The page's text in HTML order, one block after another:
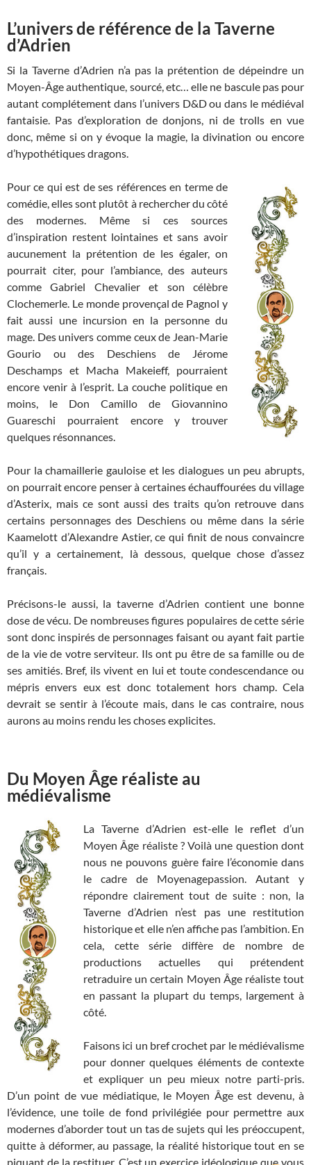
L’univers de référence de la Taverne
d’Adrien
Si la Taverne d’Adrien n’a pas la prétention de dépeindre un
Moyen-Âge authentique, sourcé, etc… elle ne bascule pas pour
autant complétement dans l’univers D&D ou dans le médiéval
fantaisie. Pas d’exploration de donjons, ni de trolls en vue
donc, même si on y évoque la magie, la divination ou encore
d’hypothétiques dragons.
Pour ce qui est de ses références en terme de
comédie, elles sont plutôt à rechercher du côté
des modernes. Même si ces sources
d’inspiration restent lointaines et sans avoir
aucunement la prétention de les égaler, on
pourrait citer, pour l’ambiance, des auteurs
comme Gabriel Chevalier et son célèbre
Clochemerle. Le monde provençal de Pagnol y
fait aussi une incursion en la personne du
mage. Des univers comme ceux de Jean-Marie
Gourio ou des Deschiens de Jérome
Deschamps et Macha Makeieff, pourraient
encore venir à l’esprit. La couche politique en
moins, le Don Camillo de Giovannino
Guareschi pourraient encore y trouver
quelques résonnances.
Pour la chamaillerie gauloise et les dialogues un peu abrupts,
on pourrait encore penser à certaines échauffourées du village
d’Asterix, mais ce sont aussi des traits qu’on retrouve dans
certains personnages des Deschiens ou même dans la série
Kaamelott d’Alexandre Astier, ce qui finit de nous convaincre
qu’il y a certainement, là dessous, quelque chose d’assez
français.
Précisons-le aussi, la taverne d’Adrien contient une bonne
dose de vécu. De nombreuses figures populaires de cette série
sont donc inspirés de personnages faisant ou ayant fait partie
de la vie de votre serviteur. Ils ont pu être de sa famille ou de
ses amitiés. Bref, ils vivent en lui et toute condescendance ou
mépris envers eux est donc totalement hors champ. Cela
devrait se sentir à l’écoute mais, dans le cas contraire, nous
aurons au moins rendu les choses explicites.
Du Moyen Âge réaliste au
médiévalisme
La Taverne d’Adrien est-elle le reflet d’un
Moyen Âge réaliste ? Voilà une question dont
nous ne pouvons guère faire l’économie dans
le cadre de Moyenagepassion. Autant y
répondre clairement tout de suite : non, la
Taverne d’Adrien n’est pas une restitution
historique et elle n’en affiche pas l’ambition. En
cela, cette série diffère de nombre de
productions actuelles qui prétendent
retraduire un certain Moyen Âge réaliste tout
en passant la plupart du temps, largement à
côté.
Faisons ici un bref crochet par le médiévalisme
pour donner quelques éléments de contexte
et expliquer un peu mieux notre parti-pris.
D’un point de vue médiatique, le Moyen Âge est devenu, à
l’évidence, une toile de fond privilégiée pour permettre aux
modernes d’aborder tout un tas de sujets qui les préoccupent,
quitte à déformer, au passage, la réalité historique tout en se
piquant de la restituer. C’est un exercice idéologique que vous